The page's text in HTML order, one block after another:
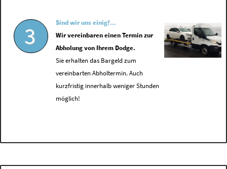
3
Sind wir uns einig?...
Wir vereinbaren einen Termin zur
Abholung von Ihrem Dodge.
Sie erhalten das Bargeld zum
vereinbarten Abholtermin. Auch
kurzfristig innerhalb weniger Stunden
möglich!